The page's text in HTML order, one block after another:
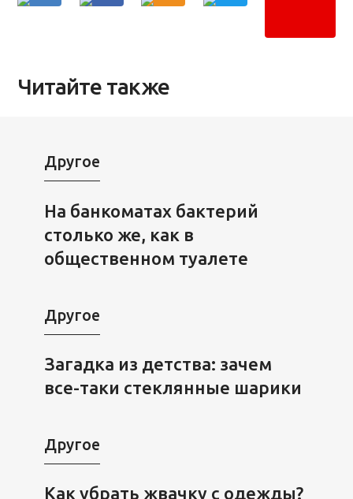
Читайте также
Другое
На банкоматах бактерий
столько же, как в
общественном туалете
Другое
Загадка из детства: зачем
все-таки стеклянные шарики
Другое
Как убрать жвачку с одежды?